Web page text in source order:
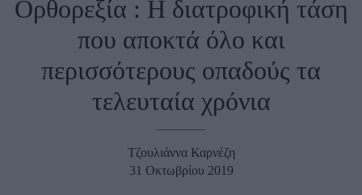
Fashion
Styling Tips
Fashion News
Ορθορεξία : Η διατροφική τάση
που αποκτά όλο και
περισσότερους οπαδούς τα
τελευταία χρόνια
Τζουλιάννα Καρνέζη
31 Οκτωβρίου 2019